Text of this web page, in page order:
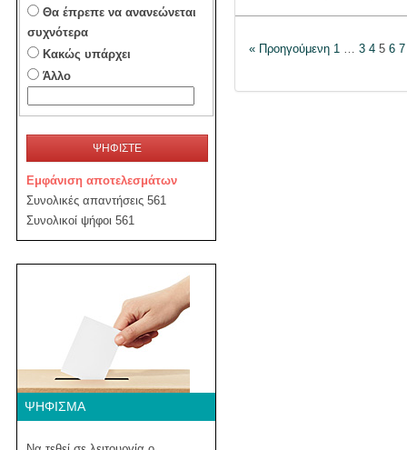
Θα έπρεπε να ανανεώνεται
συχνότερα
Κακώς υπάρχει
Άλλο
ΨΗΦΙΣΤΕ
Εμφάνιση αποτελεσμάτων
Συνολικές απαντήσεις 561
Συνολικοί ψήφοι 561
ΨΉΦΙΣΜΑ
« Προηγούμενη 1 … 3 4 5 6 7